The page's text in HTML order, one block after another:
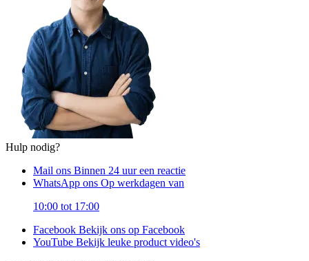
Hulp nodig?
Mail ons Binnen 24 uur een reactie
WhatsApp ons Op werkdagen van
10:00 tot 17:00
Facebook Bekijk ons op Facebook
YouTube Bekijk leuke product video's